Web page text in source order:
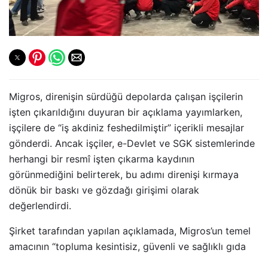
Migros, direnişin sürdüğü depolarda çalışan işçilerin
işten çıkarıldığını duyuran bir açıklama yayımlarken,
işçilere de “iş akdiniz feshedilmiştir” içerikli mesajlar
gönderdi. Ancak işçiler, e-Devlet ve SGK sistemlerinde
herhangi bir resmî işten çıkarma kaydının
görünmediğini belirterek, bu adımı direnişi kırmaya
dönük bir baskı ve gözdağı girişimi olarak
değerlendirdi.
Şirket tarafından yapılan açıklamada, Migros’un temel
amacının “topluma kesintisiz, güvenli ve sağlıklı gıda